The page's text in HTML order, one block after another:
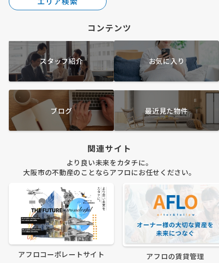
コンテンツ
スタッフ紹介 お気に入り
ブログ 最近見た物件
関連サイト
より良い未来をカタチに。
大阪市の不動産のことならアフロにお任せください。
アフロコーポレートサイト アフロの賃貸管理